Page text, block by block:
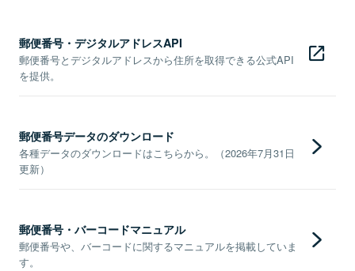
郵便番号・デジタルアドレスAPI
郵便番号とデジタルアドレスから住所を取得できる公式API
を提供。
郵便番号データのダウンロード
各種データのダウンロードはこちらから。（2026年7月31日
更新）
郵便番号・バーコードマニュアル
郵便番号や、バーコードに関するマニュアルを掲載していま
す。